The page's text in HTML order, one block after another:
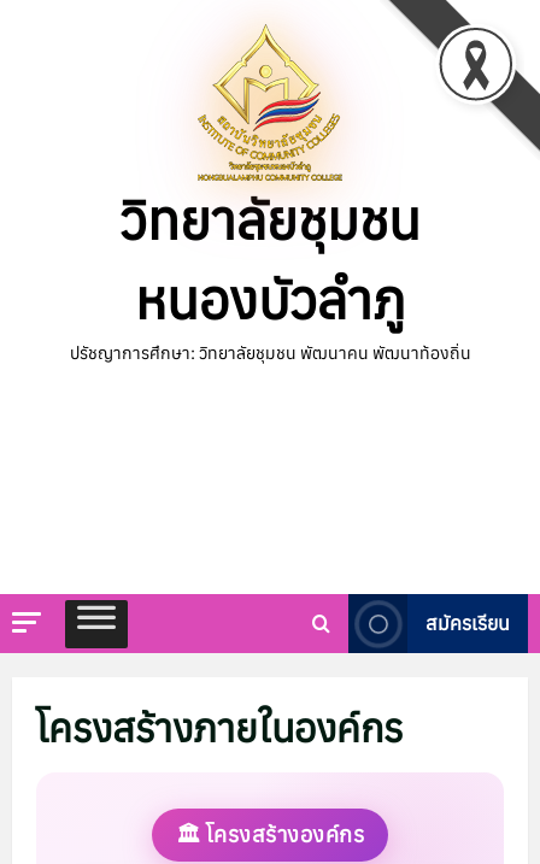
วิทยาลัยชุมชน
หนองบัวลำภู
ปรัชญาการศึกษา: วิทยาลัยชุมชน พัฒนาคน พัฒนาท้องถิ่น
สมัครเรียน
โครงสร้างภายในองค์กร
🏛️ โครงสร้างองค์กร